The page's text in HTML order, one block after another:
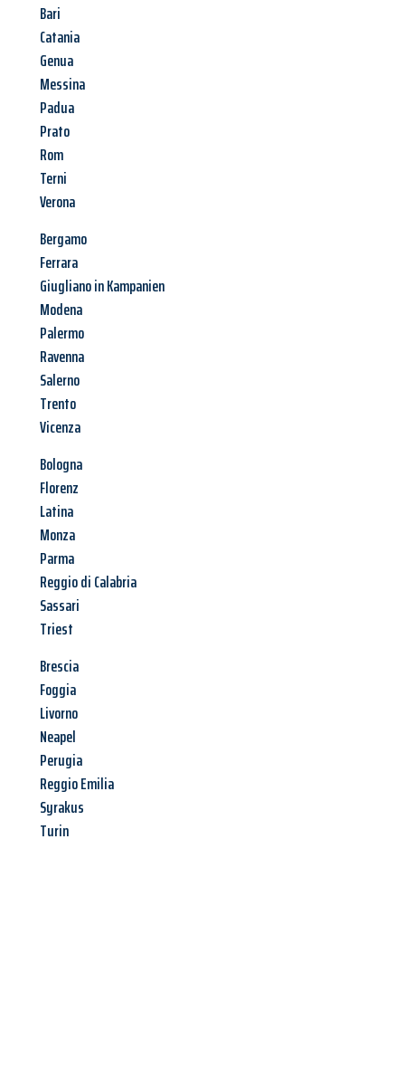
Bari
Catania
Genua
Messina
Padua
Prato
Rom
Terni
Verona
Bergamo
Ferrara
Giugliano in Kampanien
Modena
Palermo
Ravenna
Salerno
Trento
Vicenza
Bologna
Florenz
Latina
Monza
Parma
Reggio di Calabria
Sassari
Triest
Brescia
Foggia
Livorno
Neapel
Perugia
Reggio Emilia
Syrakus
Turin